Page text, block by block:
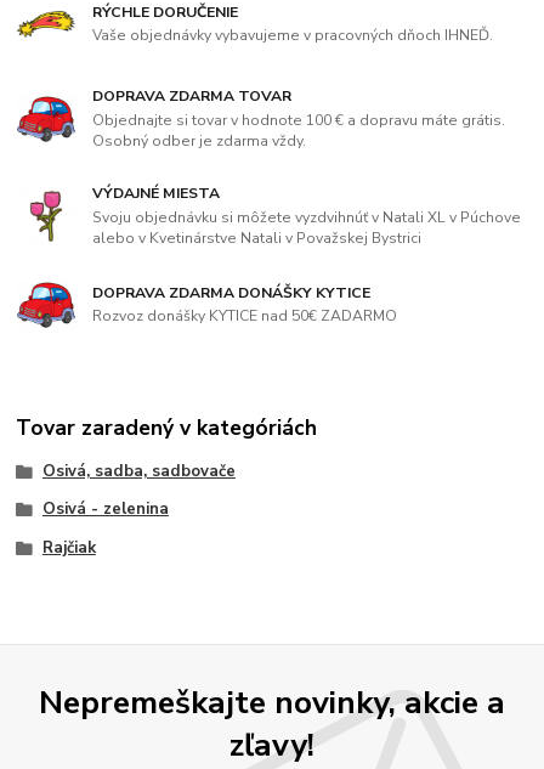
RÝCHLE DORUČENIE
Vaše objednávky vybavujeme v pracovných dňoch IHNEĎ.
DOPRAVA ZDARMA TOVAR
Objednajte si tovar v hodnote 100 € a dopravu máte grátis.
Osobný odber je zdarma vždy.
VÝDAJNÉ MIESTA
Svoju objednávku si môžete vyzdvihnúť v Natali XL v Púchove
alebo v Kvetinárstve Natali v Považskej Bystrici
DOPRAVA ZDARMA DONÁŠKY KYTICE
Rozvoz donášky KYTICE nad 50€ ZADARMO
Tovar zaradený v kategóriách
Osivá, sadba, sadbovače
Osivá - zelenina
Rajčiak
Nepremeškajte novinky, akcie a
zľavy!